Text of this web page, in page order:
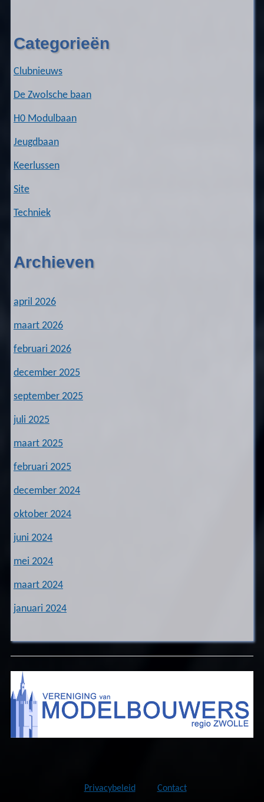
Categorieën
Clubnieuws
De Zwolsche baan
H0 Modulbaan
Jeugdbaan
Keerlussen
Site
Techniek
Archieven
april 2026
maart 2026
februari 2026
december 2025
september 2025
juli 2025
maart 2025
februari 2025
december 2024
oktober 2024
juni 2024
mei 2024
maart 2024
januari 2024
Privacybeleid Contact